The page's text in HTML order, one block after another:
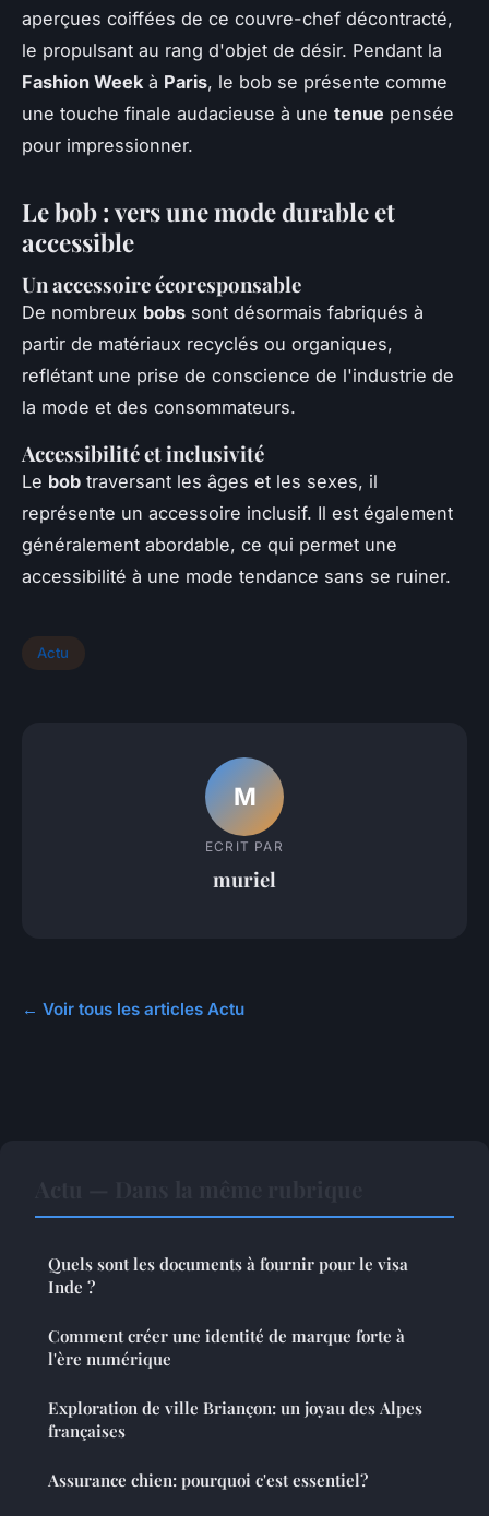
aperçues coiffées de ce couvre-chef décontracté,
le propulsant au rang d'objet de désir. Pendant la
Fashion Week à Paris, le bob se présente comme
une touche finale audacieuse à une tenue pensée
pour impressionner.
Le bob : vers une mode durable et
accessible
Un accessoire écoresponsable
De nombreux bobs sont désormais fabriqués à
partir de matériaux recyclés ou organiques,
reflétant une prise de conscience de l'industrie de
la mode et des consommateurs.
Accessibilité et inclusivité
Le bob traversant les âges et les sexes, il
représente un accessoire inclusif. Il est également
généralement abordable, ce qui permet une
accessibilité à une mode tendance sans se ruiner.
Actu
M
ECRIT PAR
muriel
← Voir tous les articles Actu
Quels sont les documents à fournir pour le visa
Inde ?
Comment créer une identité de marque forte à
l'ère numérique
Exploration de ville Briançon: un joyau des Alpes
françaises
Assurance chien: pourquoi c'est essentiel?